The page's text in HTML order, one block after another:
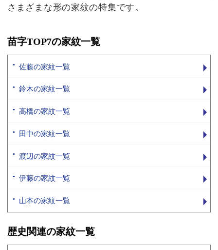
さまざまな形の家紋の特集です。
苗字TOP7の家紋一覧
佐藤の家紋一覧
鈴木の家紋一覧
高橋の家紋一覧
田中の家紋一覧
渡辺の家紋一覧
伊藤の家紋一覧
山本の家紋一覧
歴史関連の家紋一覧